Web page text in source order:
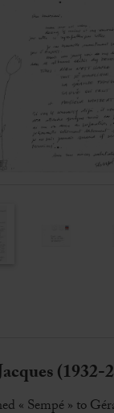
(1932-
« Sempé » to